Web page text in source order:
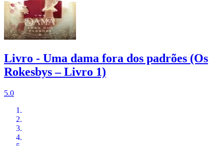
Livro - Uma dama fora dos padrões (Os
Rokesbys – Livro 1)
5.0